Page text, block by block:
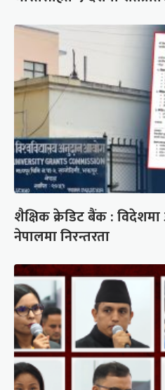
शैक्षिक क्रेडिट बैंक :
नेपालमा निरन्तरता